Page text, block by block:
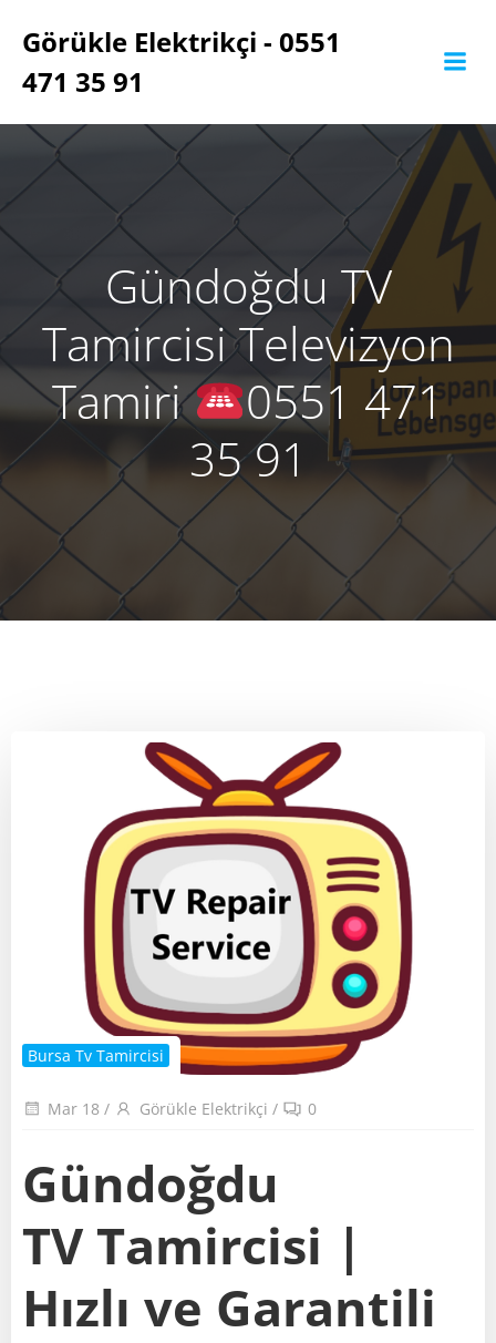
geç
Görükle Elektrikçi - 0551
471 35 91
Gündoğdu TV
Tamircisi Televizyon
Tamiri
0551 471
35 91
Bursa Tv Tamircisi
Mar 18 / Görükle Elektrikçi / 0
Gündoğdu
TV Tamircisi |
Hızlı ve Garantili